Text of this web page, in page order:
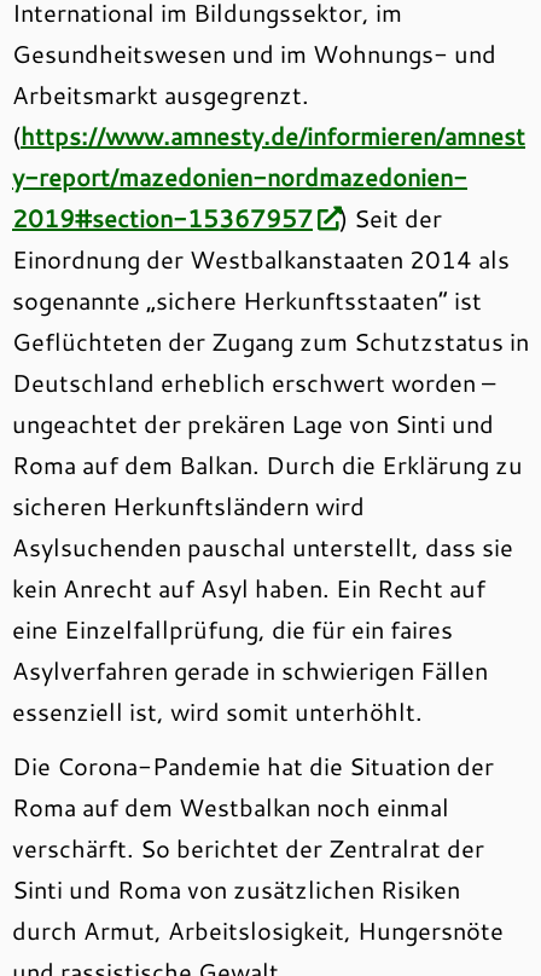
International im Bildungssektor, im
Gesundheitswesen und im Wohnungs- und
Arbeitsmarkt ausgegrenzt.
(https://www.amnesty.de/informieren/amnest
y-report/mazedonien-nordmazedonien-
2019#section-15367957
) Seit der
Einordnung der Westbalkanstaaten 2014 als
sogenannte „sichere Herkunftsstaaten“ ist
Geflüchteten der Zugang zum Schutzstatus in
Deutschland erheblich erschwert worden –
ungeachtet der prekären Lage von Sinti und
Roma auf dem Balkan. Durch die Erklärung zu
sicheren Herkunftsländern wird
Asylsuchenden pauschal unterstellt, dass sie
kein Anrecht auf Asyl haben. Ein Recht auf
eine Einzelfallprüfung, die für ein faires
Asylverfahren gerade in schwierigen Fällen
essenziell ist, wird somit unterhöhlt.
Die Corona-Pandemie hat die Situation der
Roma auf dem Westbalkan noch einmal
verschärft. So berichtet der Zentralrat der
Sinti und Roma von zusätzlichen Risiken
durch Armut, Arbeitslosigkeit, Hungersnöte